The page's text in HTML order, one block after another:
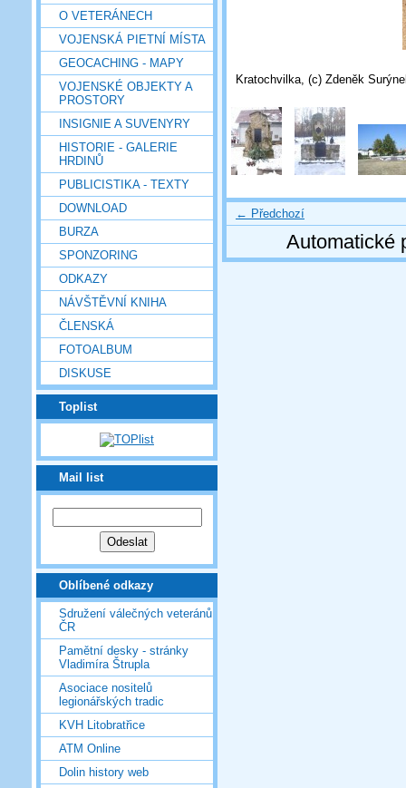
O VETERÁNECH
VOJENSKÁ PIETNÍ MÍSTA
GEOCACHING - MAPY
VOJENSKÉ OBJEKTY A
PROSTORY
INSIGNIE A SUVENYRY
HISTORIE - GALERIE
HRDINŮ
PUBLICISTIKA - TEXTY
DOWNLOAD
BURZA
SPONZORING
ODKAZY
NÁVŠTĚVNÍ KNIHA
ČLENSKÁ
FOTOALBUM
DISKUSE
Toplist
Mail list
Oblíbené odkazy
Sdružení válečných veteránů
ČR
Pamětní desky - stránky
Vladimíra Štrupla
Asociace nositelů
legionářských tradic
KVH Litobratřice
ATM Online
Dolin history web
Kratochvilka, (c) Zdeněk
← Předchozí
Automatické